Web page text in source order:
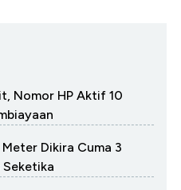
Nomor HP Aktif 10
Dikira Cuma 3